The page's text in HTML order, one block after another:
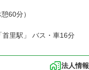
60分）
里駅」 バス・車16分
法人情報